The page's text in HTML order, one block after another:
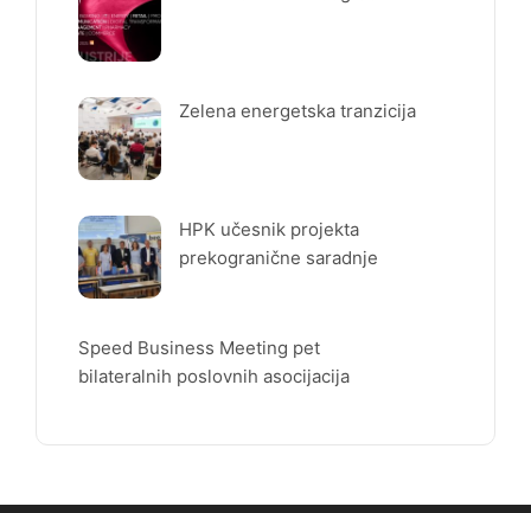
Zelena energetska tranzicija
HPK učesnik projekta
prekogranične saradnje
Speed Business Meeting pet
bilateralnih poslovnih asocijacija